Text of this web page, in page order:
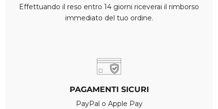
Effettuando il reso entro 14 giorni riceverai il rimborso
immediato del tuo ordine.
PAGAMENTI SICURI
PayPal o Apple Pay